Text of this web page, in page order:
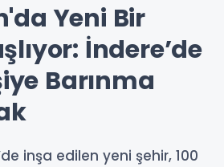
Yeni Bir
İndere’de
Barınma
inşa edilen yeni şehir, 100